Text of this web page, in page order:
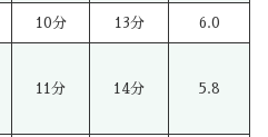
10分 13分 6.0
11分 14分 5.8